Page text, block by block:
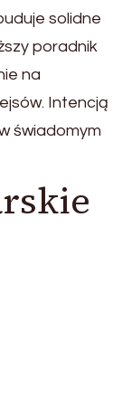
solidne
poradnik
na
Intencją
świadomym